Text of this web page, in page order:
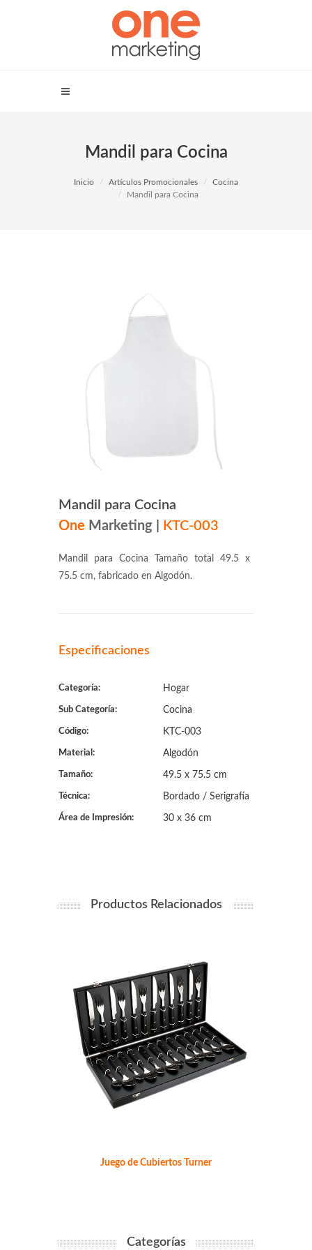
Mandil para Cocina
Inicio Artículos Promocionales
Cocina
Mandil para Cocina
Mandil para Cocina
One Marketing KTC-003
Mandil para Cocina Tamaño total 49.5 x
75.5 cm, fabricado en Algodón.
Especificaciones
Categoría: Hogar
Sub Categoría: Cocina
Código: KTC-003
Material: Algodón
Tamaño: 49.5 x 75.5 cm
Técnica: Bordado / Serigrafía
Área de Impresión: 30 x 36 cm
Productos Relacionados
Juego de Cubiertos Turner
Categorías